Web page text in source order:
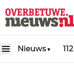
Nieuws ▼ 112